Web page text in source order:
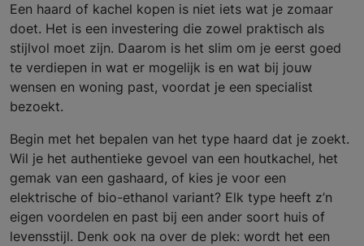
Een haard of kachel kopen is niet iets wat je zomaar
doet. Het is een investering die zowel praktisch als
stijlvol moet zijn. Daarom is het slim om je eerst goed
te verdiepen in wat er mogelijk is en wat bij jouw
wensen en woning past, voordat je een specialist
bezoekt.
Begin met het bepalen van het type haard dat je zoekt.
Wil je het authentieke gevoel van een houtkachel, het
gemak van een gashaard, of kies je voor een
elektrische of bio-ethanol variant? Elk type heeft z’n
eigen voordelen en past bij een ander soort huis of
levensstijl. Denk ook na over de plek: wordt het een